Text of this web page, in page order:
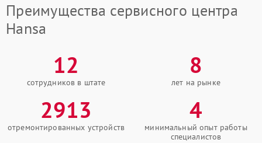
Преимущества сервисного центра
Hansa
12
сотрудников в штате
8
лет на рынке
2913
отремонтированных устройств
4
минимальный опыт работы
специалистов